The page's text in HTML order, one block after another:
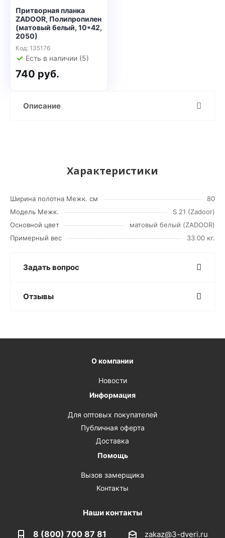
Притворная планка
ZADOOR, Полипропилен
(матовый белый, 10*42,
2050)
Код: 135176
Есть в наличии (5)
740 руб.
Описание
Характеристики
Ширина полотна Межк. см
80
Модель Межк.
S 21 (Zadoor)
Основной цвет
матовый белый (ZADOOR)
Примерный вес
33.00 кг.
Задать вопрос
Отзывы
О компании
Новости
Информация
Для оптовых покупателей
Публичная оферта
Доставка
Помощь
Вызов замерщика
Контакты
Наши контакты
8 (800) 700 87 81 zakaz@3-dveri.ru